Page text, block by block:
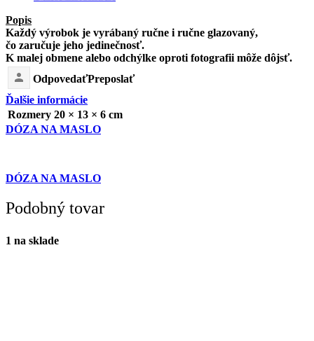
Popis
Každý výrobok je vyrábaný ručne i ručne glazovaný,
čo zaručuje jeho jedinečnosť.
K malej obmene alebo odchýlke oproti fotografii môže dôjsť.
OdpovedaťPreposlať
Ďalšie informácie
Rozmery 20 × 13 × 6 cm
DÓZA NA MASLO
DÓZA NA MASLO
Podobný tovar
1 na sklade